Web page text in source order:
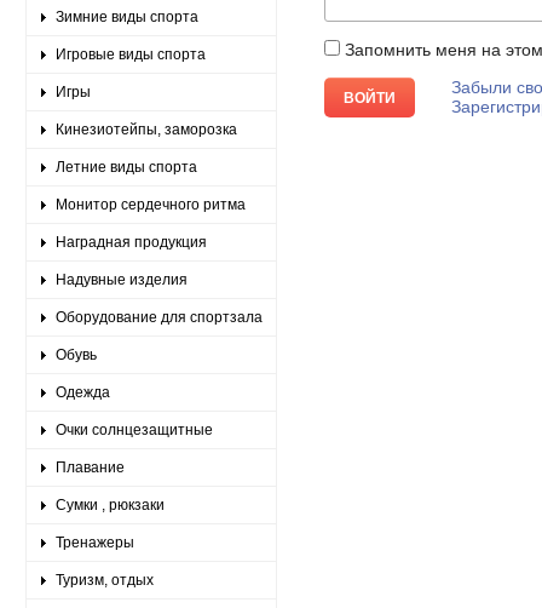
Зимние виды спорта
Игровые виды спорта
Игры
Кинезиотейпы, заморозка
Летние виды спорта
Монитор сердечного ритма
Наградная продукция
Надувные изделия
Оборудование для спортзала
Обувь
Одежда
Очки солнцезащитные
Плавание
Сумки , рюкзаки
Тренажеры
Туризм, отдых
Запомнить меня на
Забыли